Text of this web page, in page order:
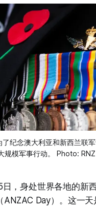
了纪念澳大利亚和新西兰联
规模军事行动。 Photo:
，身处世界各地的新
ANZAC Day）。这一